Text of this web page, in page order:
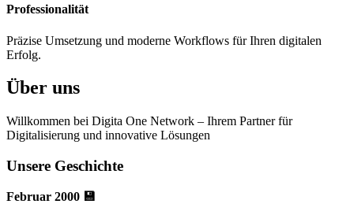
Professionalität
Präzise Umsetzung und moderne Workflows für Ihren digitalen
Erfolg.
Über uns
Willkommen bei Digita One Network – Ihrem Partner für
Digitalisierung und innovative Lösungen
Unsere Geschichte
Februar 2000 💾